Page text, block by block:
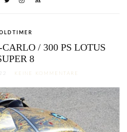
/ 300 PS LOTUS
8
KEINE KOMMENTARE